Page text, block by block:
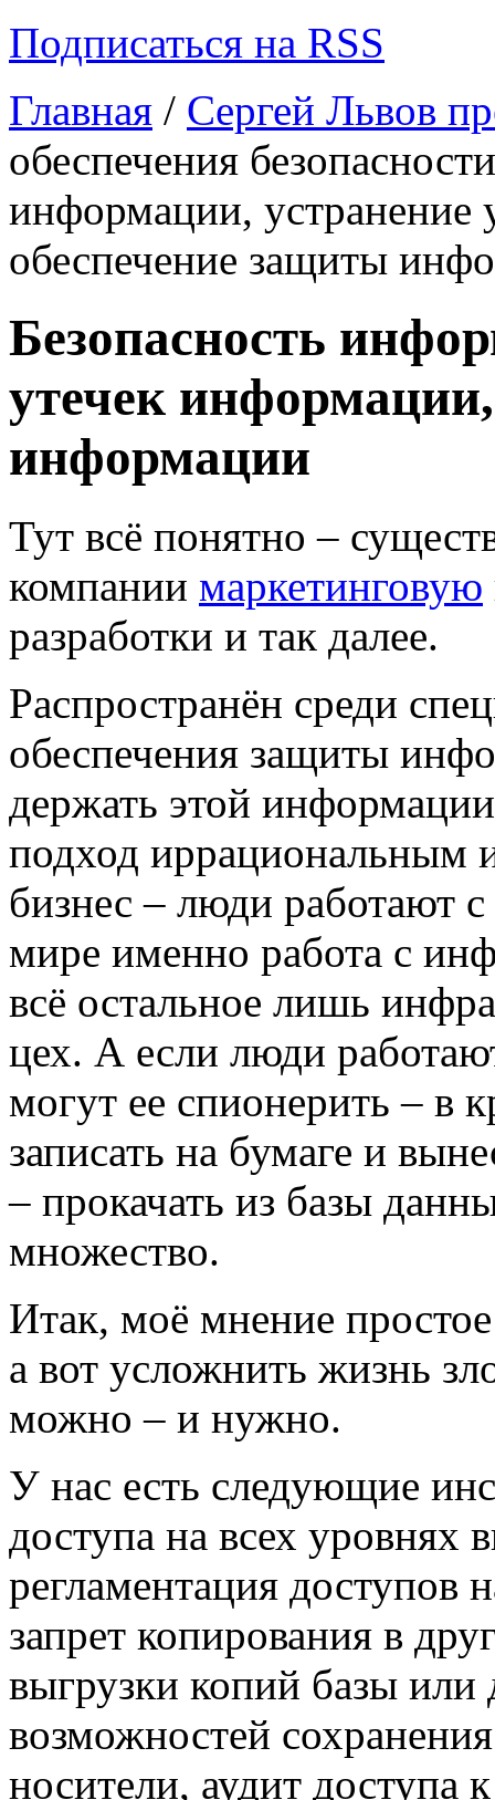
Подписаться на RSS
Главная / Сергей Львов
обеспечения
информации, устранение
обеспечение защиты
Безопасность
утечек
информации
Тут всё понятно –
компании маркетинговую
разработки и так далее.
Распространён среди
обеспечения защиты
держать этой
подход иррациональным
бизнес – люди работают с
мире именно работа с
всё остальное лишь
цех. А если люди
могут ее спионерить – в
записать на бумаге и
– прокачать из базы
множество.
Итак, моё мнение
а вот усложнить жизнь
можно – и нужно.
У нас есть следующие
доступа на всех уровнях
регламентация доступов
запрет копирования в
выгрузки копий базы или
возможностей
носители, аудит доступа